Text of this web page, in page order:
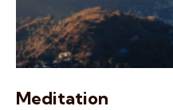
Meditation